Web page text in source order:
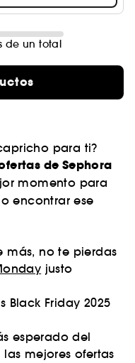
de un total
para ti?
de Sephora
momento para
encontrar ese
más, no te pierdas
justo
Black Friday 2025
esperado del
mejores ofertas